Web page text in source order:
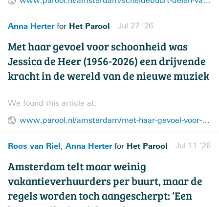
Anna Herterfor Het Parool Jul 27 ’26
Met haar gevoel voor schoonheid was
Jessica de Heer (1956-2026) een drijvende
kracht in de wereld van de nieuwe muziek
We found this article at:
www.parool.nl/amsterdam/met-haar-gevoel-voor-schoonheid-was-jessica-de-heer-1956-2026-een-drijvende-kracht-in-de-wereld-van-de-nieuwe-muziek~bae5df4e/
Roos van Riel, Anna Herterfor Het Parool Jul 11 ’26
Amsterdam telt maar weinig
vakantieverhuurders per buurt, maar de
regels worden toch aangescherpt: ‘Een